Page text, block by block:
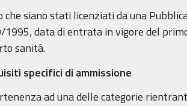
che siano stati licenziati da una
1995, data di entrata in vigore del
sanità.
specifici di ammissione
ad una delle categorie